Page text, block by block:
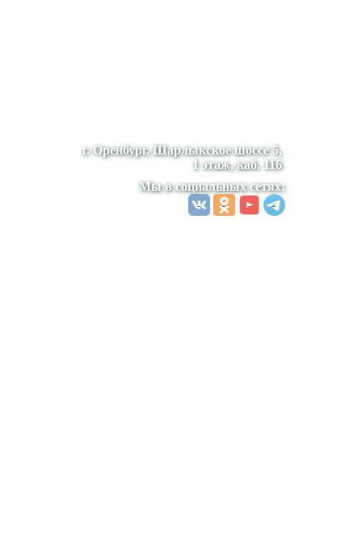
г. Оренбург, Шарлыкское шоссе 5,
1 этаж, каб. 116
Мы в социальных сетях: